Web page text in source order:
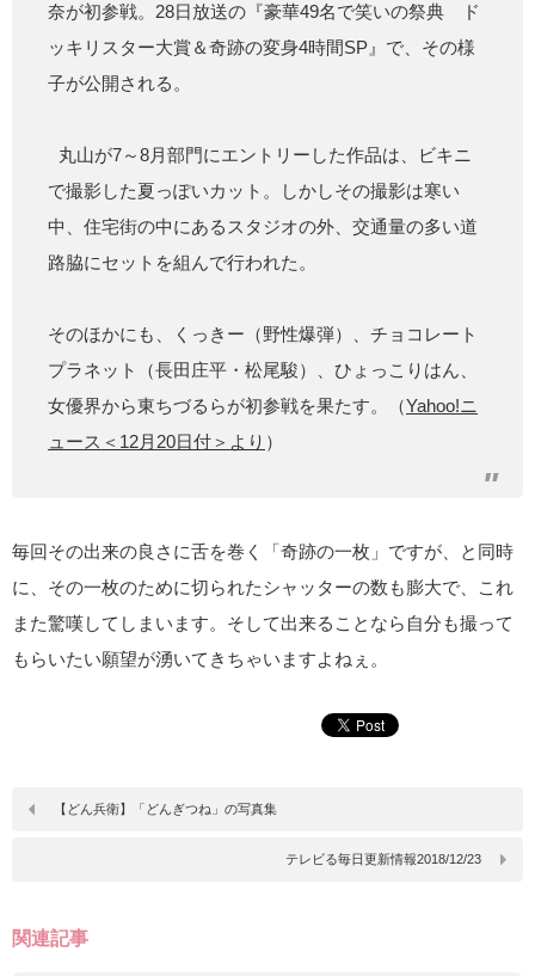
奈が初参戦。28日放送の『豪華49名で笑いの祭典 ド
ッキリスター大賞＆奇跡の変身4時間SP』で、その様
子が公開される。
丸山が7～8月部門にエントリーした作品は、ビキニ
で撮影した夏っぽいカット。しかしその撮影は寒い
中、住宅街の中にあるスタジオの外、交通量の多い道
路脇にセットを組んで行われた。
そのほかにも、くっきー（野性爆弾）、チョコレート
プラネット（長田庄平・松尾駿）、ひょっこりはん、
女優界から東ちづるらが初参戦を果たす。（Yahoo!ニ
ュース＜12月20日付＞より ）
毎回その出来の良さに舌を巻く「奇跡の一枚」ですが、と同時
に、その一枚のために切られたシャッターの数も膨大で、これ
また驚嘆してしまいます。そして出来ることなら自分も撮って
もらいたい願望が湧いてきちゃいますよねぇ。
【どん兵衛】「どんぎつね」の写真集
テレビる毎日更新情報2018/12/23
関連記事